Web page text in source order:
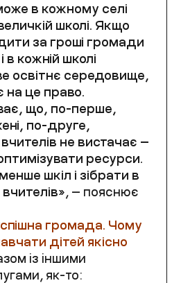
в кожному селі
школі. Якщо
за гроші громади
в кожній школі
освітнє середовище,
на це право.
що, по-перше,
по-друге,
не вистачає —
ресурси.
шкіл і зібрати в
, — пояснює
громада. Чому
дітей якісно
із іншими
як-то: